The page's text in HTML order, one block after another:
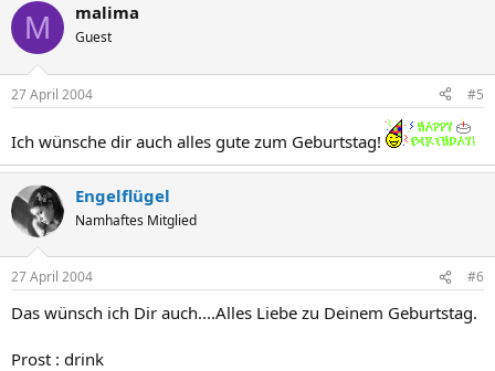
M malima
Guest
27 April 2004 #5
Ich wünsche dir auch alles gute zum Geburtstag!
Engelflügel
Namhaftes Mitglied
27 April 2004 #6
Das wünsch ich Dir auch....Alles Liebe zu Deinem Geburtstag.
Prost : drink